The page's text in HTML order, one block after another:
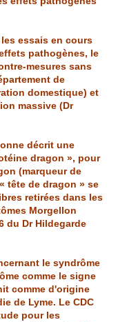
essais en cours
pathogènes, le
mesures sans
de
domestique) et
massive (Dr
décrit une
dragon », pour
(marqueur de
tête de dragon » se
retirées dans les
Morgellon
du Dr Hildegarde
le syndrôme
comme le signe
comme d'origine
de Lyme. Le CDC
pour les